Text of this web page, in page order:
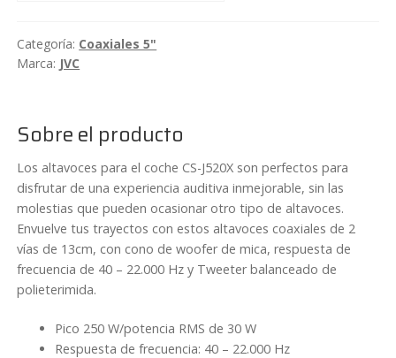
CS-
J520X
Categoría: Coaxiales 5"
Marca: JVC
Sobre el producto
Los altavoces para el coche CS-J520X son perfectos para
disfrutar de una experiencia auditiva inmejorable, sin las
molestias que pueden ocasionar otro tipo de altavoces.
Envuelve tus trayectos con estos altavoces coaxiales de 2
vías de 13cm, con cono de woofer de mica, respuesta de
frecuencia de 40 – 22.000 Hz y Tweeter balanceado de
polieterimida.
Pico 250 W/potencia RMS de 30 W
Respuesta de frecuencia: 40 – 22.000 Hz